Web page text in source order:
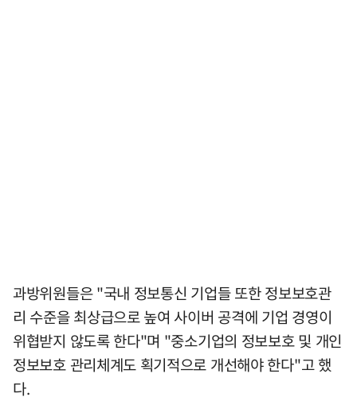
과방위원들은 "국내 정보통신 기업들 또한 정보보호관
리 수준을 최상급으로 높여 사이버 공격에 기업 경영이
위협받지 않도록 한다"며 "중소기업의 정보보호 및 개인
정보보호 관리체계도 획기적으로 개선해야 한다"고 했
다.